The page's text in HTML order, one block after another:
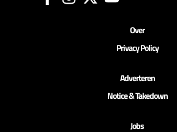
Over
Privacy Policy
Adverteren
Notice & Takedown
Jobs